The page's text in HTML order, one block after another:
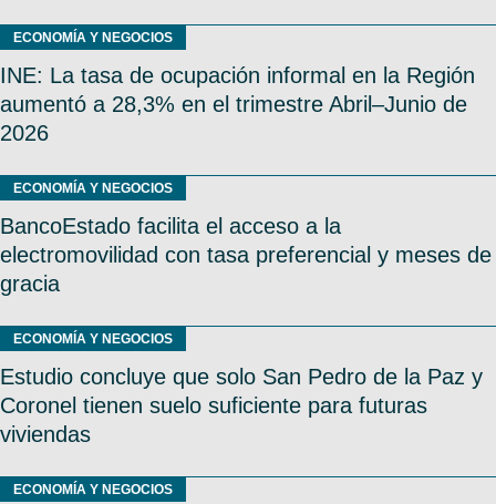
ECONOMÍA Y NEGOCIOS
INE: La tasa de ocupación informal en la Región
aumentó a 28,3% en el trimestre Abril–Junio de
2026
ECONOMÍA Y NEGOCIOS
BancoEstado facilita el acceso a la
electromovilidad con tasa preferencial y meses de
gracia
ECONOMÍA Y NEGOCIOS
Estudio concluye que solo San Pedro de la Paz y
Coronel tienen suelo suficiente para futuras
viviendas
ECONOMÍA Y NEGOCIOS